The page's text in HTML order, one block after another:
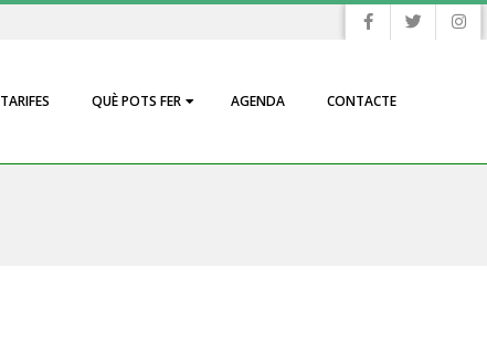
TARIFES QUÈ POTS FER AGENDA CONTACTE